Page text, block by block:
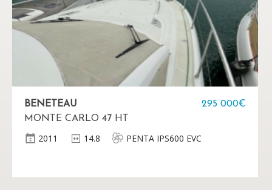
BENETEAU
MONTE CARLO 47 HT
295 000€
2011 14.8 PENTA IPS600 EVC